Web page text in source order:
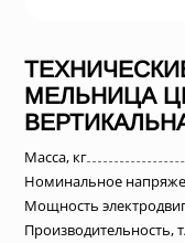
МЕЛЬНИЦА
Масса, кг
Номинальное
Мощность
Производительность,